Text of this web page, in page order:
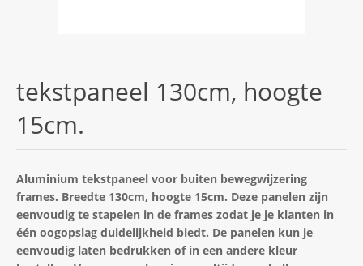
tekstpaneel 130cm, hoogte
15cm.
Aluminium tekstpaneel voor buiten bewegwijzering
frames. Breedte 130cm, hoogte 15cm. Deze panelen zijn
eenvoudig te stapelen in de frames zodat je je klanten in
één oogopslag duidelijkheid biedt. De panelen kun je
eenvoudig laten bedrukken of in een andere kleur